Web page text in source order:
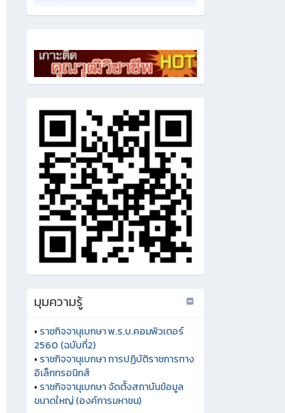
มุมความรู้
•ราชกิจจานุเบกษา พ.ร.บ.คอมพิวเตอร์